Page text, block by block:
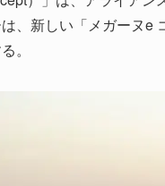
、新しい「メガーヌe
。